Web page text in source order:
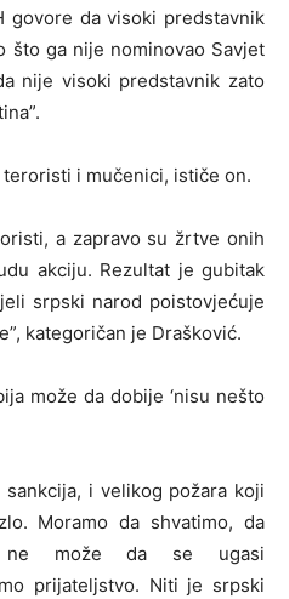
govore da visoki predstavnik
što ga nije nominovao Savjet
nije visoki predstavnik zato
i mučenici, ističe on.
a zapravo su žrtve onih
akciju. Rezultat je gubitak
srpski narod poistovjećuje
kategoričan je Drašković.
može da dobije ‘nisu nešto
i velikog požara koji
Moramo da shvatimo, da
ne može da se ugasi
prijateljstvo. Niti je srpski